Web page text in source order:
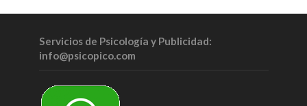
Servicios de Psicología y Publicidad:
info@psicopico.com